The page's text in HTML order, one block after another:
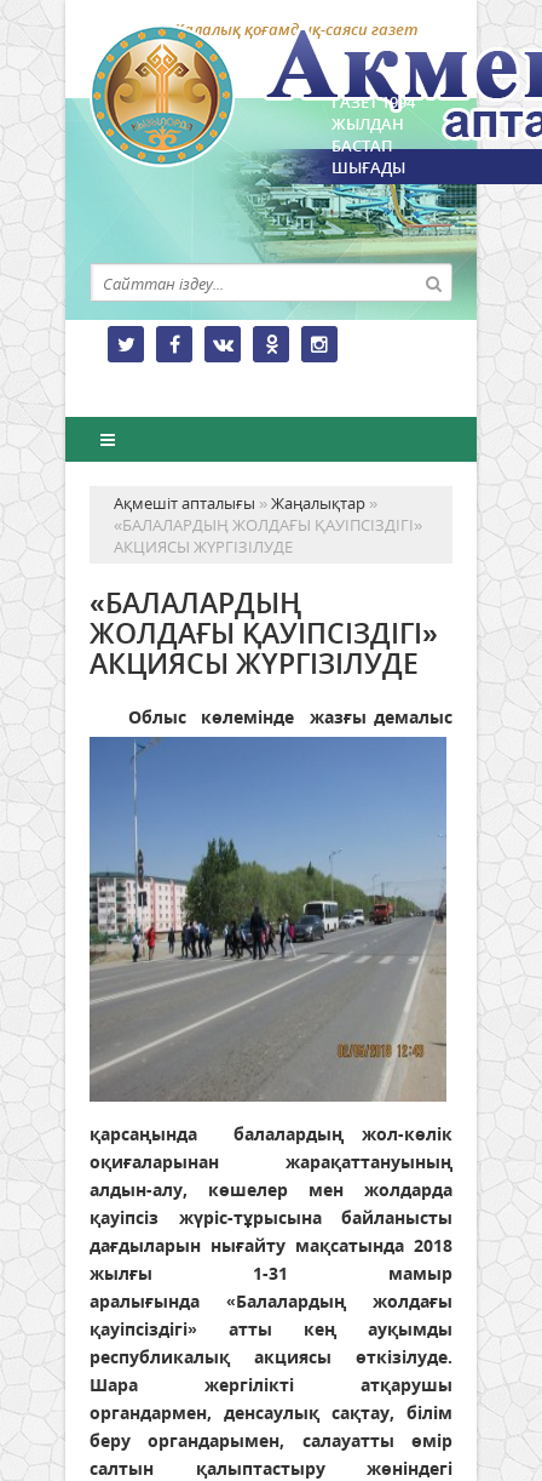
Қалалық қоғамдық-саяси газет
ГАЗЕТ 1994
ЖЫЛДАН
БАСТАП
ШЫҒАДЫ
Ақмешіт апталығы »Жаңалықтар »
«БАЛАЛАРДЫҢ ЖОЛДАҒЫ ҚАУІПСІЗДІГІ»
АКЦИЯСЫ ЖҮРГІЗІЛУДЕ
«БАЛАЛАРДЫҢ
ЖОЛДАҒЫ ҚАУІПСІЗДІГІ»
АКЦИЯСЫ ЖҮРГІЗІЛУДЕ
Облыс көлемінде жазғы демалыс
қарсаңында балалардың жол-көлік
оқиғаларынан жарақаттануының
алдын-алу, көшелер мен жолдарда
қауіпсіз жүріс-тұрысына байланысты
дағдыларын нығайту мақсатында 2018
жылғы 1-31 мамыр
аралығында «Балалардың жолдағы
қауіпсіздігі» атты кең ауқымды
республикалық акциясы өткізілуде.
Шара жергілікті атқарушы
органдармен, денсаулық сақтау, білім
беру органдарымен, салауатты өмір
салтын қалыптастыру жөніндегі